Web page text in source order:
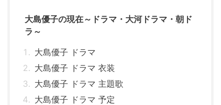
大島優子の現在～ドラマ・大河ドラマ・朝ド
ラ～
大島優子 ドラマ
大島優子 ドラマ 衣装
大島優子 ドラマ 主題歌
大島優子 ドラマ 予定